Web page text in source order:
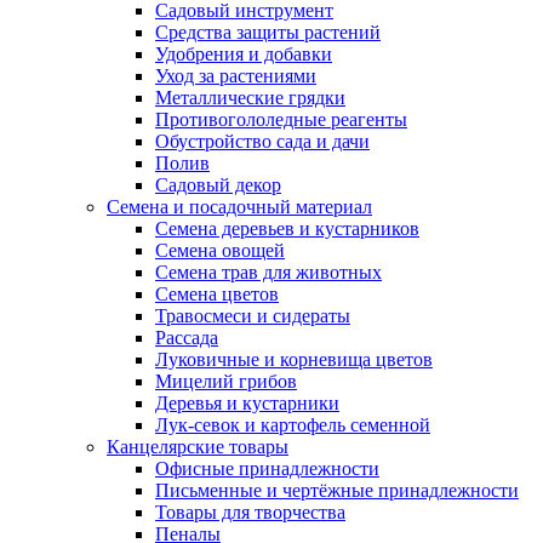
Садовый инструмент
Средства защиты растений
Удобрения и добавки
Уход за растениями
Металлические грядки
Противогололедные реагенты
Обустройство сада и дачи
Полив
Садовый декор
Семена и посадочный материал
Семена деревьев и кустарников
Семена овощей
Семена трав для животных
Семена цветов
Травосмеси и сидераты
Рассада
Луковичные и корневища цветов
Мицелий грибов
Деревья и кустарники
Лук-севок и картофель семенной
Канцелярские товары
Офисные принадлежности
Письменные и чертёжные принадлежности
Товары для творчества
Пеналы